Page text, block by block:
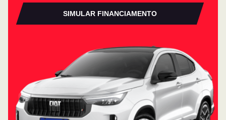
SIMULAR FINANCIAMENTO